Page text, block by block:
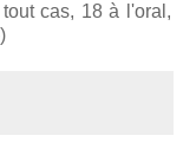
cas, 18 à l'oral,